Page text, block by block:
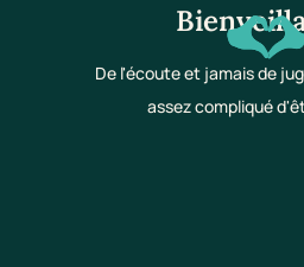
De l'écoute et jamais de
assez compliqué